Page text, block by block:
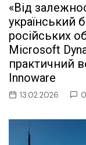
«Від
український
російських
Microsoft
практичний
Innoware
13.02.2026 0